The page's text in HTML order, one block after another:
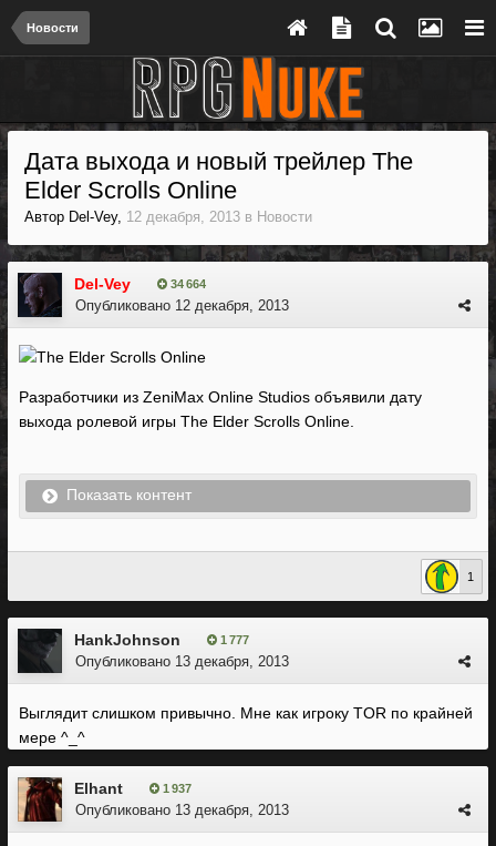
Новости
Дата выхода и новый трейлер The
Elder Scrolls Online
Автор Del-Vey, 12 декабря, 2013 в Новости
Del-Vey 34 664
Опубликовано 12 декабря, 2013
Разработчики из ZeniMax Online Studios объявили дату
выхода ролевой игры The Elder Scrolls Online.
Показать контент
1
HankJohnson 1 777
Опубликовано 13 декабря, 2013
Выглядит слишком привычно. Мне как игроку TOR по крайней
мере ^_^
Elhant 1 937
Опубликовано 13 декабря, 2013